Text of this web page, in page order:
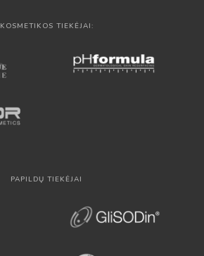
KOSMETIKOS TIEKĖJAI:
PAPILDŲ TIEKĖJAI